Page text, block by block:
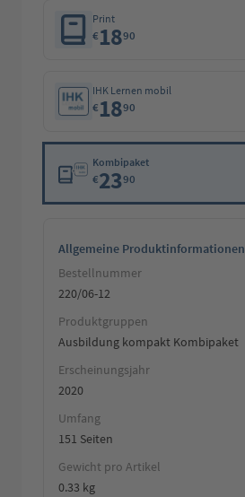
Print
€1890
IHK Lernen mobil
€1890
Kombipaket
€2390
Allgemeine Produktinformationen
Bestellnummer
220/06-12
Produktgruppen
Ausbildung kompakt Kombipaket
Erscheinungsjahr
2020
Umfang
151 Seiten
Gewicht pro Artikel
0.33 kg